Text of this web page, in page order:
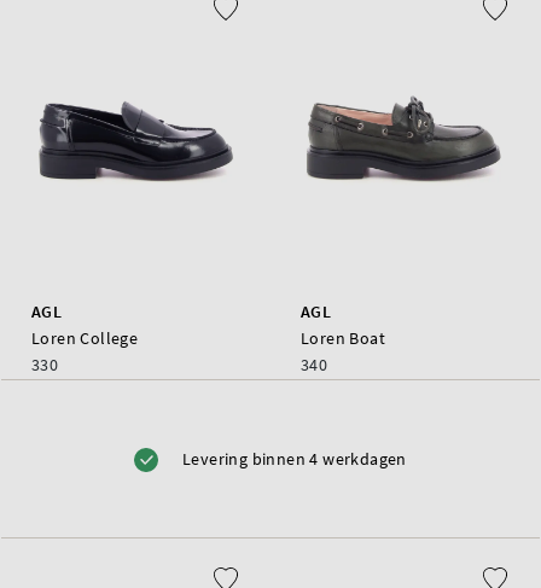
AGL
Loren College
330
AGL
Loren Boat
340
Levering binnen 4 werkdagen